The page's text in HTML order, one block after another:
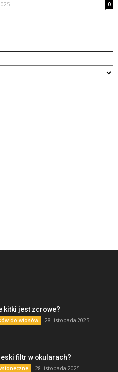
0
kitki jest zdrowe?
do włosów 28 listopada 2025
filtr w okularach?
28 listopada 2025